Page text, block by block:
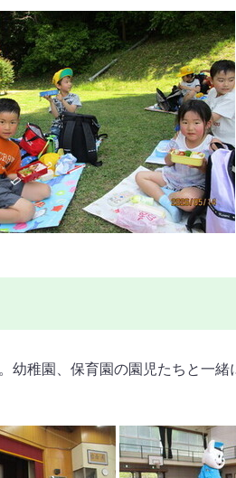
幼稚園、保育園の園児たちと一